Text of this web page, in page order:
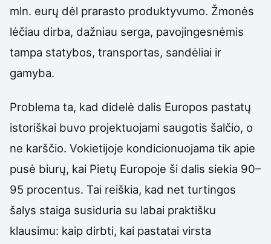
mln. eurų dėl prarasto produktyvumo. Žmonės
lėčiau dirba, dažniau serga, pavojingesnėmis
tampa statybos, transportas, sandėliai ir
gamyba.
Problema ta, kad didelė dalis Europos pastatų
istoriškai buvo projektuojami saugotis šalčio, o
ne karščio. Vokietijoje kondicionuojama tik apie
pusė biurų, kai Pietų Europoje ši dalis siekia 90–
95 procentus. Tai reiškia, kad net turtingos
šalys staiga susiduria su labai praktišku
klausimu: kaip dirbti, kai pastatai virsta